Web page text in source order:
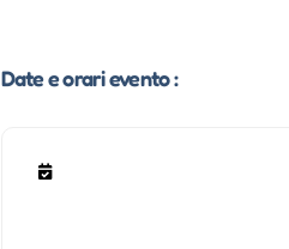
Date e orari evento :